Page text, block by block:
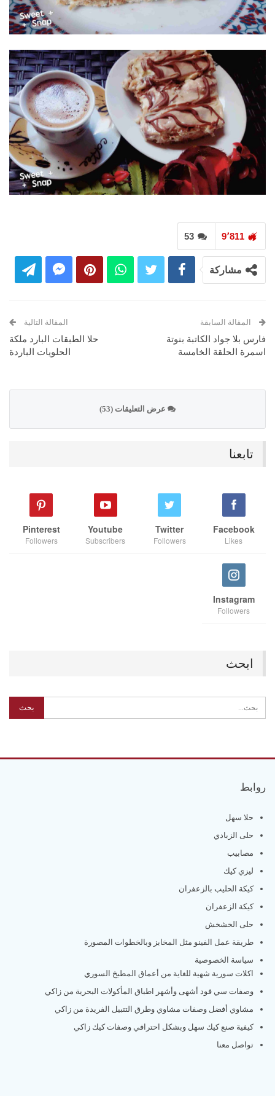
53 9٬811
مشاركة
المقالة السابقة
فارس بلا جواد الكاتبة بنوتة
اسمرة الحلقة الخامسة
المقالة التالية
حلا الطبقات البارد ملكة
الحلويات الباردة
عرض التعليقات (53)
تابعنا
Facebook
Likes
Twitter
Followers
Youtube
Subscribers
Pinterest
Followers
Instagram
Followers
ابحث
روابط
حلا سهل
حلى الزبادي
مصابيب
ليزي كيك
كيكة الحليب بالزعفران
كيكة الزعفران
حلى الخشخش
طريقة عمل الفينو مثل المخابز وبالخطوات المصورة
سياسة الخصوصية
اكلات سورية شهية للغاية من أعماق المطبخ السوري
وصفات سي فود أشهى وأشهر اطباق المأكولات البحرية من زاكي
مشاوي أفضل وصفات مشاوي وطرق التتبيل الفريدة من زاكي
كيفية صنع كيك سهل وبشكل احترافي وصفات كيك زاكي
تواصل معنا